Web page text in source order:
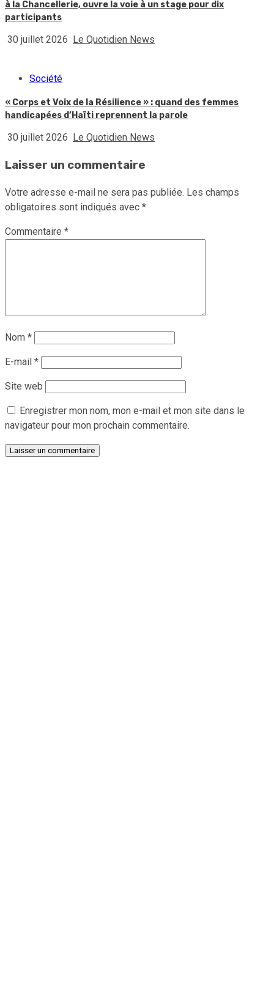
à la Chancellerie, ouvre la voie à un stage pour dix
participants
30 juillet 2026 Le Quotidien News
Société
« Corps et Voix de la Résilience » : quand des femmes
handicapées d’Haïti reprennent la parole
30 juillet 2026 Le Quotidien News
Laisser un commentaire
Votre adresse e-mail ne sera pas publiée. Les champs
obligatoires sont indiqués avec *
Commentaire *
Nom *
E-mail *
Site web
Enregistrer mon nom, mon e-mail et mon site dans le
navigateur pour mon prochain commentaire.